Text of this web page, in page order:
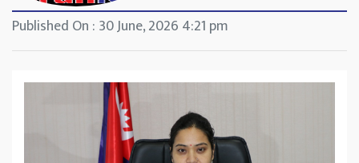
Published On : 30 June, 2026 4:21 pm